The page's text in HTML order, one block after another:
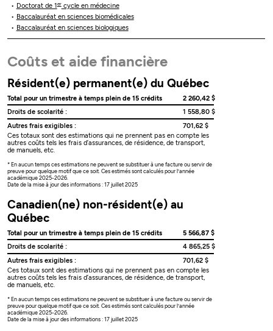
Doctorat de 1ercycle en médecine
Baccalauréat en sciences biomédicales
Baccalauréat en sciences biologiques
Coûts et aide financière
Résident(e) permanent(e) du Québec
Total pour un trimestre à temps plein de 15 crédits
2 260,42 $
Droits de scolarité :
1 558,80 $
Autres frais exigibles :
701,62 $
Ces totaux sont des estimations qui ne prennent pas en compte les
autres coûts tels les frais d’assurances, de résidence, de transport,
de manuels, etc.
* En aucun temps ces estimations ne peuvent se substituer à une facture ou servir de
preuve pour quelque motif que ce soit. Ces estimés sont calculés pour l’année
académique 2025-2026.
Date de la mise à jour des informations : 17 juillet 2025
Canadien(ne) non-résident(e) au
Québec
Total pour un trimestre à temps plein de 15 crédits
5 566,87 $
Droits de scolarité :
4 865,25 $
Autres frais exigibles :
701,62 $
Ces totaux sont des estimations qui ne prennent pas en compte les
autres coûts tels les frais d’assurances, de résidence, de transport,
de manuels, etc.
* En aucun temps ces estimations ne peuvent se substituer à une facture ou servir de
preuve pour quelque motif que ce soit. Ces estimés sont calculés pour l’année
académique 2025-2026.
Date de la mise à jour des informations : 17 juillet 2025